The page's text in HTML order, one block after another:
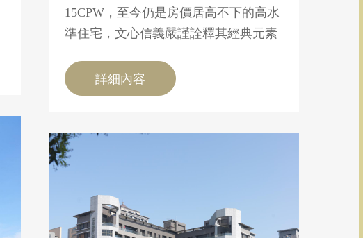
15CPW，至今仍是房價居高不下的高水
準住宅，文心信義嚴謹詮釋其經典元素
詳細內容